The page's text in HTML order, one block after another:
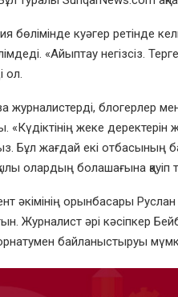
бөлімінде куәгер ретінде
«Айыптау негізсіз.
ол.
журналистерді, блогерлер
«Күдіктінің жеке
Бұл жағдай екі отбасының
олардың болашағына қауіп
әкімінің орынбасары
Журналист әрі кәсіпкер
байланыстыруы